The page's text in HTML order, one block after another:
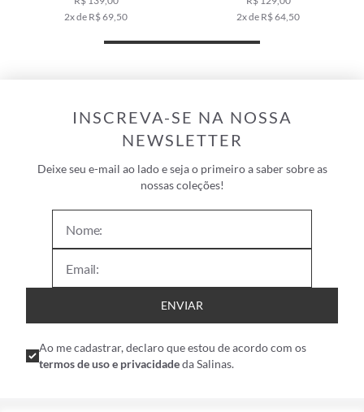
2x de R$ 69,50
2x de R$ 64,50
INSCREVA-SE NA NOSSA
NEWSLETTER
Deixe seu e-mail ao lado e seja o primeiro a saber sobre as
nossas coleções!
ENVIAR
Ao me cadastrar, declaro que estou de acordo com os
termos de uso e privacidadeda Salinas.